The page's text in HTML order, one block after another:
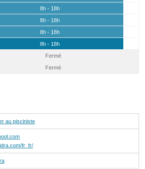
8h - 18h
8h - 18h
8h - 18h
8h - 18h
Fermé
Fermé
au pisciniste
fr_fr/